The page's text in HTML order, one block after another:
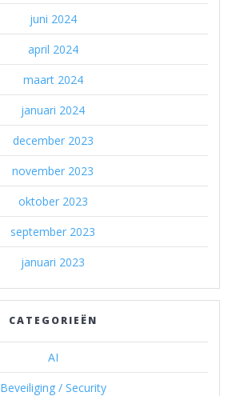
juni 2024
april 2024
maart 2024
januari 2024
december 2023
november 2023
oktober 2023
september 2023
januari 2023
CATEGORIEËN
AI
Beveiliging / Security